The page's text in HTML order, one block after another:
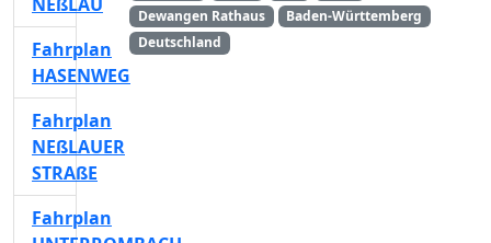
Dewangen Rathaus
Baden-Württemberg
Deutschland
Fahrplan
HASENWEG
Fahrplan
NEßLAUER
STRAßE
Fahrplan